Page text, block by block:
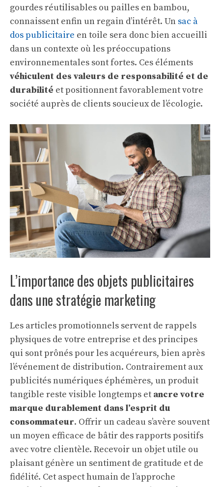
gourdes réutilisables ou pailles en bambou,
connaissent enfin un regain d’intérêt. Un sac à
dos publicitaire en toile sera donc bien accueilli
dans un contexte où les préoccupations
environnementales sont fortes. Ces éléments
véhiculent des valeurs de responsabilité et de
durabilité et positionnent favorablement votre
société auprès de clients soucieux de l’écologie.
L’importance des objets publicitaires
dans une stratégie marketing
Les articles promotionnels servent de rappels
physiques de votre entreprise et des principes
qui sont prônés pour les acquéreurs, bien après
l’événement de distribution. Contrairement aux
publicités numériques éphémères, un produit
tangible reste visible longtemps et ancre votre
marque durablement dans l’esprit du
consommateur. Offrir un cadeau s’avère souvent
un moyen efficace de bâtir des rapports positifs
avec votre clientèle. Recevoir un objet utile ou
plaisant génère un sentiment de gratitude et de
fidélité. Cet aspect humain de l’approche